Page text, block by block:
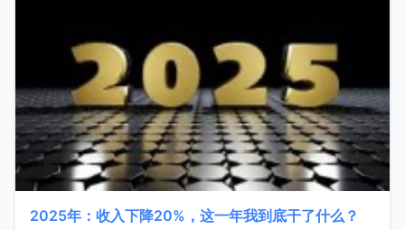
2025年：收入下降20%，这一年我到底干了什么？